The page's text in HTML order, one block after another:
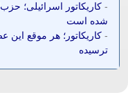
- کاریکاتور اسرائیلی؛
شده است
- کاریکاتور؛ هر موقع این
ترسیده